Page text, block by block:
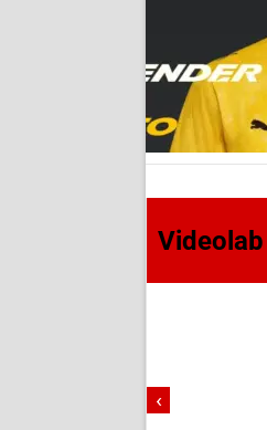
Videolab
‹